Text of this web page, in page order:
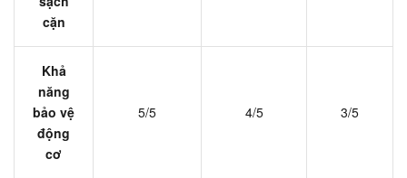
cặn
Khả
năng
bảo vệ
động
cơ
5/5 4/5 3/5